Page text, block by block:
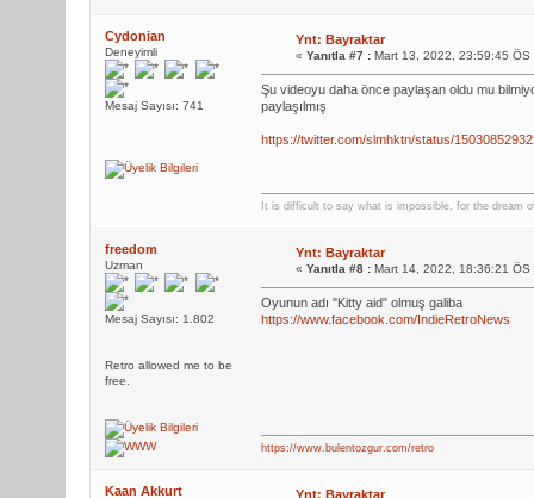
Cydonian
Deneyimli
Mesaj Sayısı: 741
Ynt: Bayraktar
« Yanıtla #7 :Mart 13, 2022, 23:59:45 ÖS
Şu videoyu daha önce paylaşan oldu mu
paylaşılmış
https://twitter.com/slmhktn/status/
It is difficult to say what is impossible, for the dream
freedom
Uzman
Mesaj Sayısı: 1.802
Retro allowed me to be
free.
Ynt: Bayraktar
« Yanıtla #8 :Mart 14, 2022, 18:36:21 ÖS
Oyunun adı "Kitty aid" olmuş galiba
https://www.facebook.com/IndieRetroNews
https://www.bulentozgur.com/retro
Kaan Akkurt Ynt: Bayraktar